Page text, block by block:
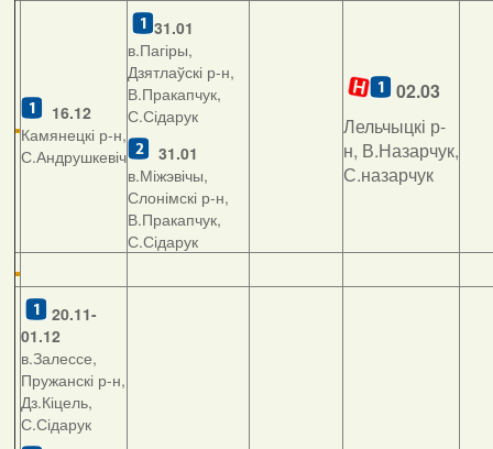
16.12
Камянецкі р-н,
С.Андрушкевіч
31.01
в.Пагіры,
Дзятлаўскі р-н,
В.Пракапчук,
С.Сідарук
31.01
в.Міжэвічы,
Слонімскі р-н,
В.Пракапчук,
С.Сідарук
02.03
Лельчыцкі р-
н, В.Назарчук,
С.назарчук
20.11-
01.12
в.Залессе,
Пружанскі р-н,
Дз.Кіцель,
С.Сідарук